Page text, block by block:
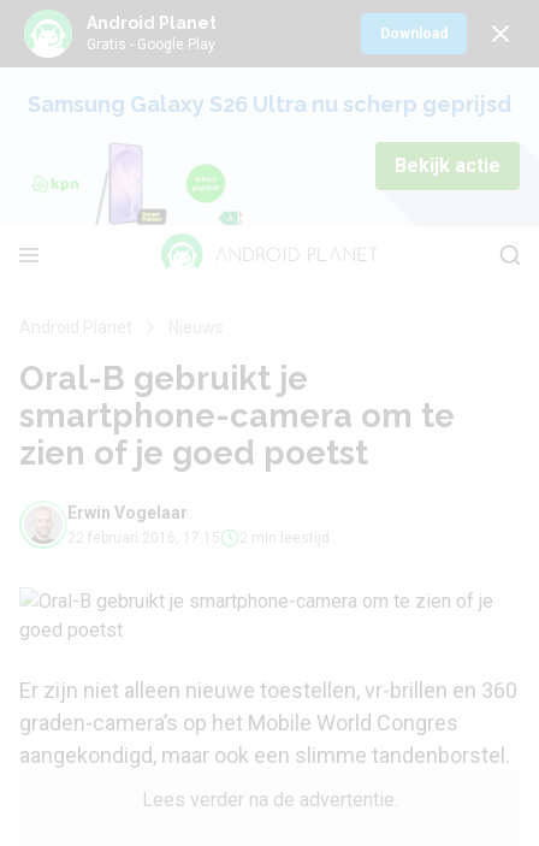
Android Planet
Gratis - Google Play
Download
Samsung Galaxy S26 Ultra nu scherp geprijsd
Bekijk actie
Oral-B gebruikt je
smartphone-camera om te
zien of je goed poetst
Erwin Vogelaar
22 februari 2016, 17:15 2 min leestijd
Er zijn niet alleen nieuwe toestellen, vr-brillen en 360
graden-camera’s op het Mobile World Congres
aangekondigd, maar ook een slimme tandenborstel.
Lees verder na de advertentie.